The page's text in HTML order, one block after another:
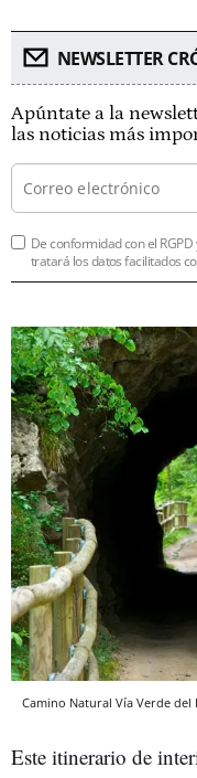
NEWSLETTER
Apúntate a la
las noticias más
De conformidad con el RGPD
tratará los datos facilitados
Camino Natural Vía Verde
Este itinerario de